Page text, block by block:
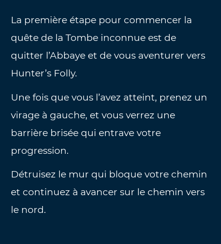
La première étape pour commencer la
quête de la Tombe inconnue est de
quitter l’Abbaye et de vous aventurer vers
Hunter’s Folly.
Une fois que vous l’avez atteint, prenez un
virage à gauche, et vous verrez une
barrière brisée qui entrave votre
progression.
Détruisez le mur qui bloque votre chemin
et continuez à avancer sur le chemin vers
le nord.